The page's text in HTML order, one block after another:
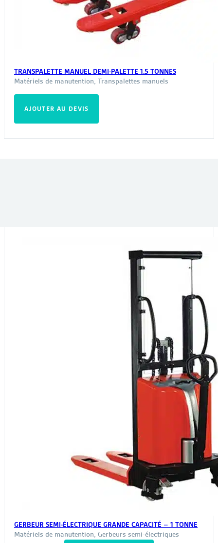
TRANSPALETTE MANUEL DEMI-PALETTE 1.5 TONNES
Matériels de manutention, Transpalettes manuels
AJOUTER AU DEVIS
GERBEUR SEMI-ÉLECTRIQUE GRANDE CAPACITÉ – 1 TONNE
Matériels de manutention, Gerbeurs semi-électriques